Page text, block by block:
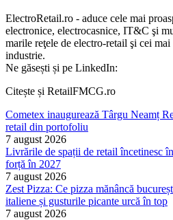
ElectroRetail.ro - aduce cele mai
electronice, electrocasnice, IT&C şi
marile reţele de electro-retail şi cei
industrie.
Ne găsești și pe LinkedIn:
Citește și RetailFMCG.ro
Cometex inaugurează Târgu Neamț
retail din portofoliu
7 august 2026
Livrările de spații de retail încetinesc
forță în 2027
7 august 2026
Zest Pizza: Ce pizza mănâncă
italiene și gusturile picante urcă în top
7 august 2026